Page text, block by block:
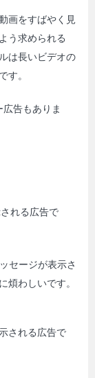
画をすばやく見
う求められる
は長いビデオの
す。
告もありま
れる広告で
セージが表示さ
煩わしいです。
される広告で